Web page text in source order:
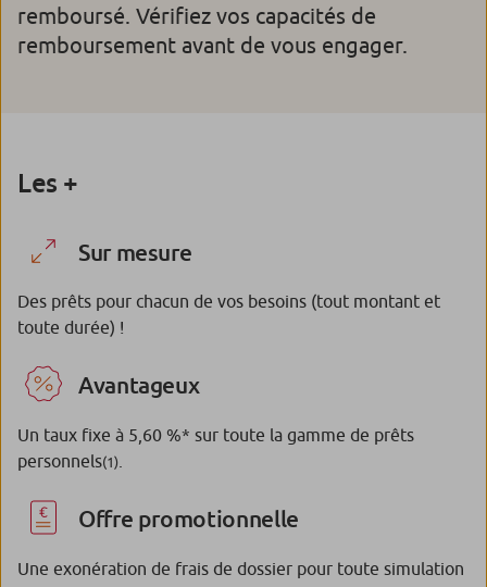
remboursé. Vérifiez vos capacités de
remboursement avant de vous engager.
Les +
Sur mesure
Des prêts pour chacun de vos besoins (tout montant et
toute durée) !
Avantageux
Un taux fixe à 5,60 %* sur toute la gamme de prêts
personnels(1)
Offre promotionnelle
Une exonération de frais de dossier pour toute simulation